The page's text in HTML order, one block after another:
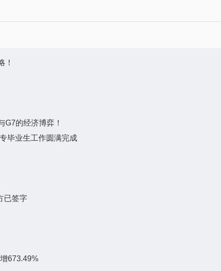
！
G7的经济博弈！
毕业生工作圆满完成
已签字
673.49%